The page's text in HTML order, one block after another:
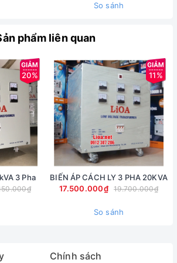
So sánh
phẩm liên quan
20%
3 Pha
11%
BIẾN ÁP CÁCH LY 3 PHA 20KVA
17.500.000₫
19.700.000₫
So sánh
Chính sách